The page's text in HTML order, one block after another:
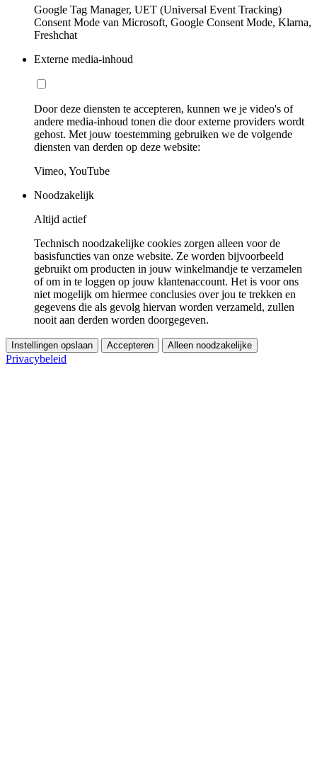
Google Tag Manager, UET (Universal Event Tracking)
Consent Mode van Microsoft, Google Consent Mode, Klarna,
Freshchat
Externe media-inhoud
Door deze diensten te accepteren, kunnen we je video's of
andere media-inhoud tonen die door externe providers wordt
gehost. Met jouw toestemming gebruiken we de volgende
diensten van derden op deze website:
Vimeo, YouTube
Noodzakelijk
Altijd actief
Technisch noodzakelijke cookies zorgen alleen voor de
basisfuncties van onze website. Ze worden bijvoorbeeld
gebruikt om producten in jouw winkelmandje te verzamelen
of om in te loggen op jouw klantenaccount. Het is voor ons
niet mogelijk om hiermee conclusies over jou te trekken en
gegevens die als gevolg hiervan worden verzameld, zullen
nooit aan derden worden doorgegeven.
Instellingen opslaan Accepteren Alleen noodzakelijke
Privacybeleid